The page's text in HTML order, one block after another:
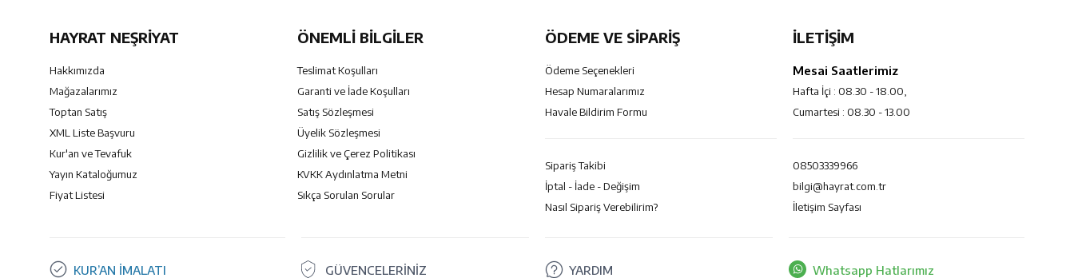
HAYRAT NEŞRIYAT
Hakkımızda
Mağazalarımız
Toptan Satış
XML Liste Başvuru
Kur'an ve Tevafuk
Yayın Kataloğumuz
Fiyat Listesi
ÖNEMLI BILGILER
Teslimat Koşulları
Garanti ve İade Koşulları
Satış Sözleşmesi
Üyelik Sözleşmesi
Gizlilik ve Çerez Politikası
KVKK Aydınlatma Metni
Sıkça Sorulan Sorular
ÖDEME VE SİPARİŞ
Ödeme Seçenekleri
Hesap Numaralarımız
Havale Bildirim Formu
Sipariş Takibi
İptal - İade - Değişim
Nasıl Sipariş Verebilirim?
İLETİŞİM
Mesai Saatlerimiz
Hafta İçi : 08.30 - 18.00,
Cumartesi : 08.30 - 13.00
08503339966
bilgi@hayrat.com.tr
İletişim Sayfası
KUR’AN İMALATI GÜVENCELERİNİZ YARDIM Whatsapp Hatlarımız